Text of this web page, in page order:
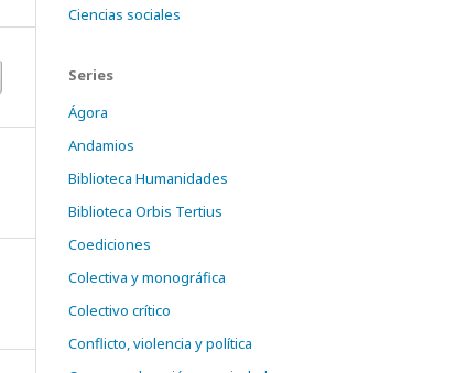
Ciencias sociales
Series
Ágora
Andamios
Biblioteca Humanidades
Biblioteca Orbis Tertius
Coediciones
Colectiva y monográfica
Colectivo crítico
Conflicto, violencia y política